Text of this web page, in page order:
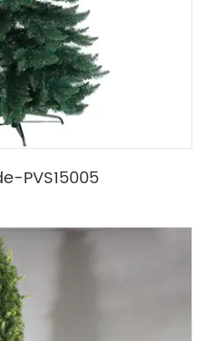
PVS15005